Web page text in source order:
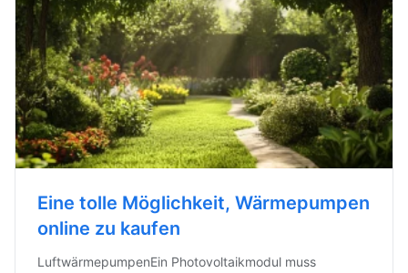
Eine tolle Möglichkeit, Wärmepumpen
online zu kaufen
LuftwärmepumpenEin Photovoltaikmodul muss